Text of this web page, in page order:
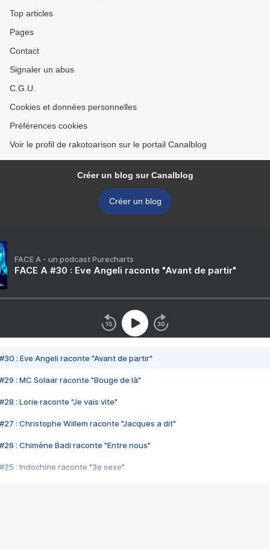
Top articles
Pages
Contact
Signaler un abus
C.G.U.
Cookies et données personnelles
Préférences cookies
Voir le profil de rakotoarison sur le portail Canalblog
Créer un blog sur Canalblog
Créer un blog
FACE A - un podcast Purecharts
FACE A #30 : Eve Angeli raconte "Avant de partir"
#30 : Eve Angeli raconte "Avant de partir"
#29 : MC Solaar raconte "Bouge de là"
#28 : Lorie raconte "Je vais vite"
#27 : Christophe Willem raconte "Jacques a dit"
#26 : Chimène Badi raconte "Entre nous"
#25 : Indochine raconte "3e sexe"